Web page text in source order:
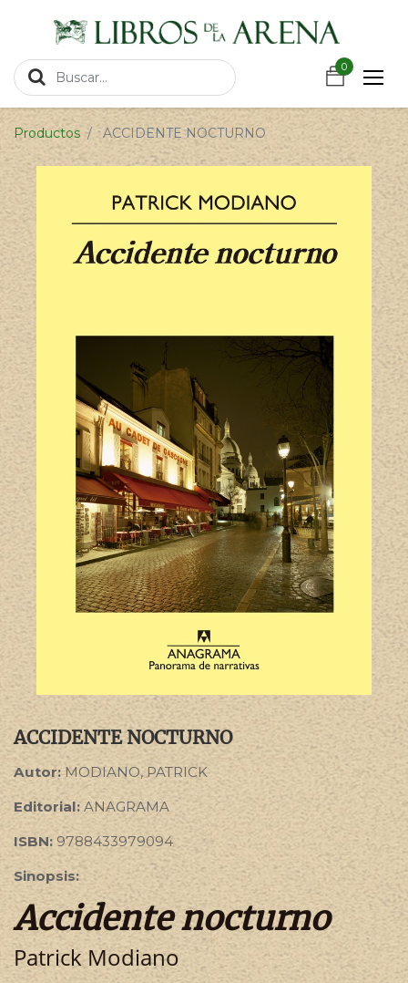
0
0
Productos ACCIDENTE NOCTURNO
ACCIDENTE NOCTURNO
Autor:MODIANO, PATRICK
Editorial:ANAGRAMA
ISBN: 9788433979094
Sinopsis:
Accidente nocturno
Patrick Modiano